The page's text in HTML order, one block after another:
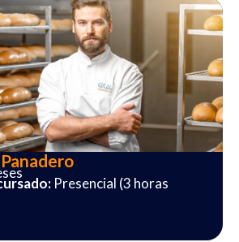
Presencial (3 horas